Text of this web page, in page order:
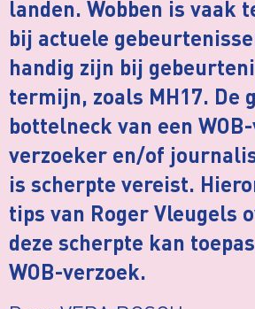
landen. Wobben is vaak
bij actuele
handig zijn bij
termijn, zoals MH17. De
bottelneck van een
verzoeker en/of
is scherpte vereist.
tips van Roger Vleugels
deze scherpte kan
WOB-verzoek.